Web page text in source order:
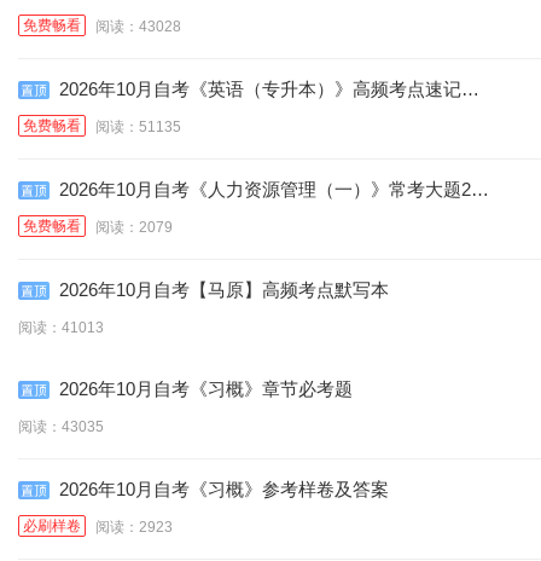
政治经济学【财经类/
中级】（代
码:00009/14658）
码:00318）
中国文化概论（代
码:00321）
人力资源管理(一/初级)
心理学（代码:00031）
码:00150）
财务报表分析/（一） 审计学（代码:00160）
码:00058） 码:00159）
资产评估（代 中国税制（代
（代码:13683）
（江苏）企业会计准则
免费畅看 阅读：43028
2026年10月自考《英语（专升本）》高频考点速记口
诀
免费畅看 阅读：51135
2026年10月自考《人力资源管理（一）》常考大题25
道
免费畅看 阅读：2079
2026年10月自考【马原】高频考点默写本
阅读：41013
2026年10月自考《习概》章节必考题
阅读：43035
2026年10月自考《习概》参考样卷及答案
必刷样卷 阅读：2923